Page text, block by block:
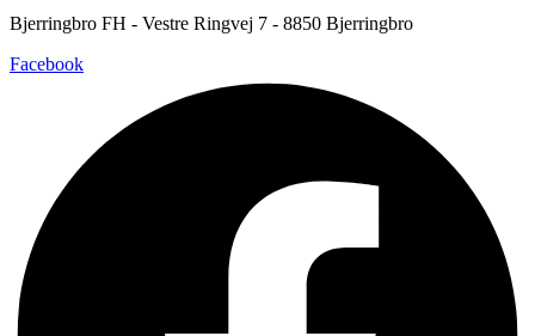
Bjerringbro FH - Vestre Ringvej 7 - 8850 Bjerringbro
Facebook